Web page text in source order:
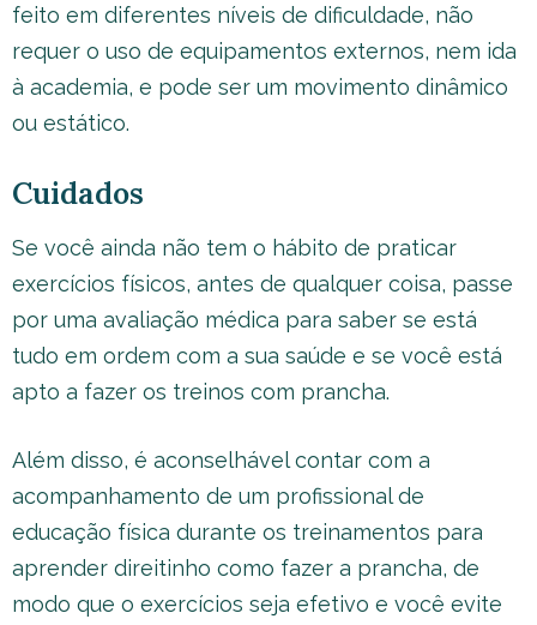
feito em diferentes níveis de dificuldade, não
requer o uso de equipamentos externos, nem ida
à academia, e pode ser um movimento dinâmico
ou estático.
Cuidados
Se você ainda não tem o hábito de praticar
exercícios físicos, antes de qualquer coisa, passe
por uma avaliação médica para saber se está
tudo em ordem com a sua saúde e se você está
apto a fazer os treinos com prancha.
Além disso, é aconselhável contar com a
acompanhamento de um profissional de
educação física durante os treinamentos para
aprender direitinho como fazer a prancha, de
modo que o exercícios seja efetivo e você evite